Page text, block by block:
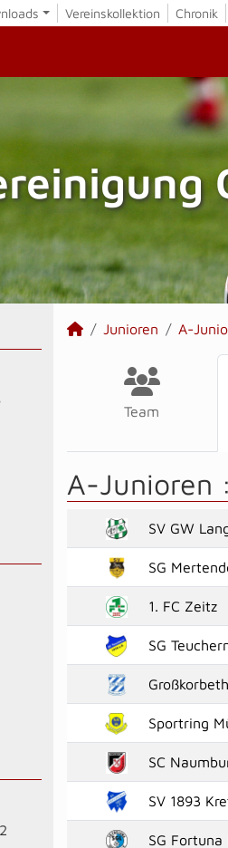
Vereinskollektion Chronik
Junioren A-
Team
A-Junioren :
SV GW
SG
1. FC Zeitz
SG
Sportring
SC
SV 1893
SG Fortuna